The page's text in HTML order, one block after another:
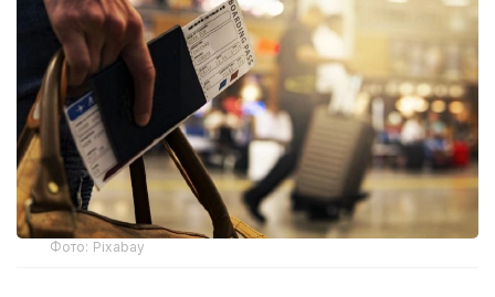
Фото: Pixabay